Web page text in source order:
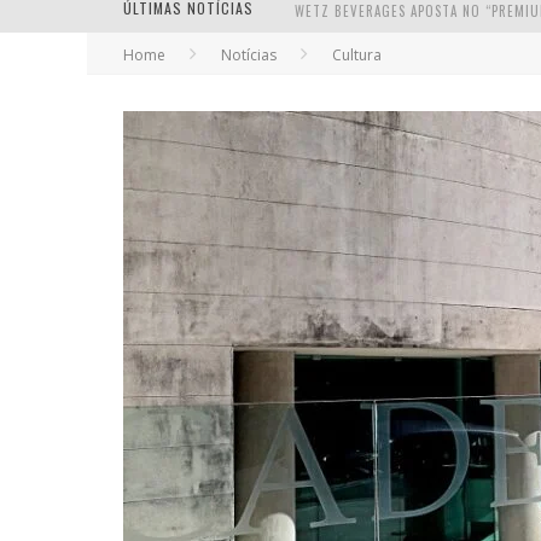
ÚLTIMAS NOTÍCIAS
Home Notícias Cultura